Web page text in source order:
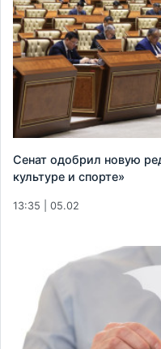
Сенат одобрил новую
культуре и спорте»
13:35 | 05.02